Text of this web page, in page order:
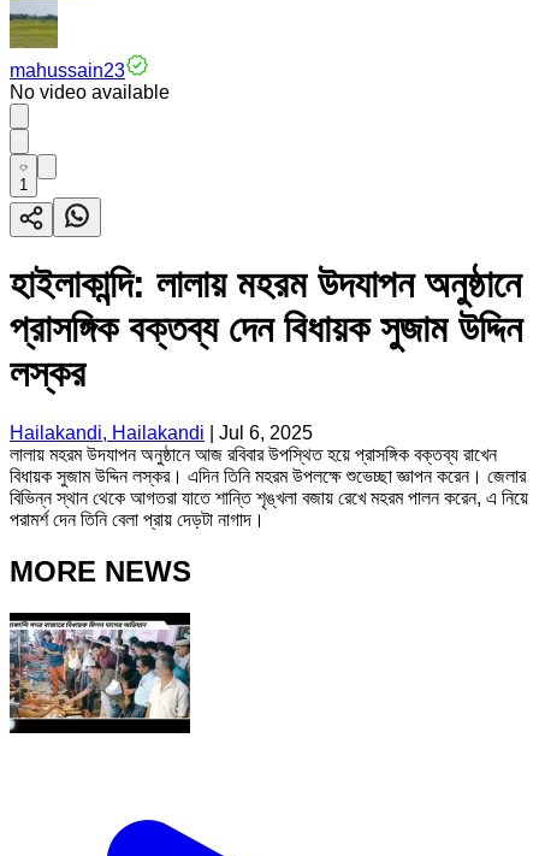
mahussain23
No video available
1
হাইলাকান্দি: লালায় মহরম উদযাপন অনুষ্ঠানে
প্রাসঙ্গিক বক্তব্য দেন বিধায়ক সুজাম উদ্দিন
লস্কর
Hailakandi, Hailakandi
Jul 6, 2025
লালায় মহরম উদযাপন অনুষ্ঠানে আজ রবিবার উপস্থিত হয়ে প্রাসঙ্গিক বক্তব্য রাখেন
বিধায়ক সুজাম উদ্দিন লস্কর। এদিন তিনি মহরম উপলক্ষে শুভেচ্ছা জ্ঞাপন করেন। জেলার
বিভিন্ন স্থান থেকে আগতরা যাতে শান্তি শৃঙ্খলা বজায় রেখে মহরম পালন করেন, এ নিয়ে
পরামর্শ দেন তিনি বেলা প্রায় দেড়টা নাগাদ।
MORE NEWS